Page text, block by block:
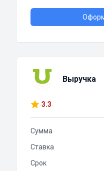
Выручка
3.3
Сумма
Ставка
Срок